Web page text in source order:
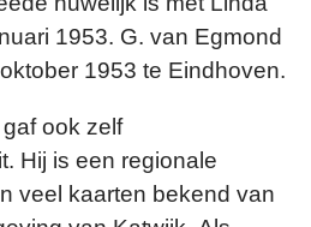
1953. G. van Egmond
1953 te Eindhoven.
ook zelf
Hij is een regionale
veel kaarten bekend van